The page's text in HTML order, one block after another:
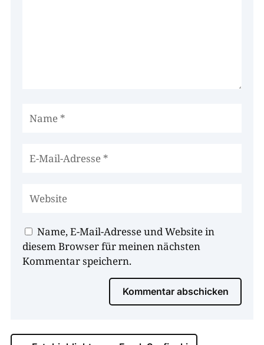
Name, E-Mail-Adresse und Website in
diesem Browser für meinen nächsten
Kommentar speichern.
Kommentar abschicken